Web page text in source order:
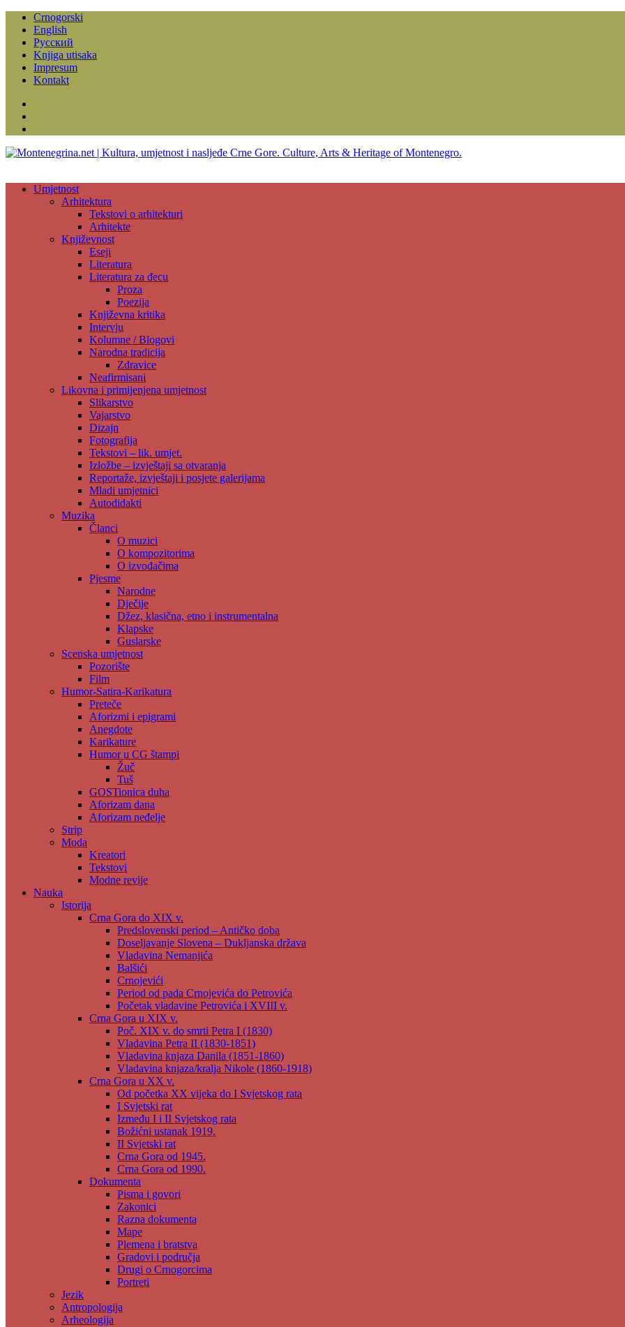
Crnogorski
English
Русский
Knjiga utisaka
Impresum
Kontakt
Umjetnost
Arhitektura
Tekstovi o arhitekturi
Arhitekte
Književnost
Eseji
Literatura
Literatura za đecu
Proza
Poezija
Književna kritika
Intervju
Kolumne / Blogovi
Narodna tradicija
Zdravice
Neafirmisani
Likovna i primijenjena umjetnost
Slikarstvo
Vajarstvo
Dizajn
Fotografija
Tekstovi – lik. umjet.
Izložbe – izvještaji sa otvaranja
Reportaže, izvještaji i posjete galerijama
Mladi umjetnici
Autodidakti
Muzika
Članci
O muzici
O kompozitorima
O izvođačima
Pjesme
Narodne
Dječije
Džez, klasična, etno i instrumentalna
Klapske
Guslarske
Scenska umjetnost
Pozorište
Film
Humor-Satira-Karikatura
Preteče
Aforizmi i epigrami
Anegdote
Karikature
Humor u CG štampi
Žuč
Tuš
GOSTionica duha
Aforizam dana
Aforizam neđelje
Strip
Moda
Kreatori
Tekstovi
Modne revije
Nauka
Istorija
Crna Gora do XIX v.
Predslovenski period – Antičko doba
Doseljavanje Slovena – Dukljanska država
Vladavina Nemanjića
Balšići
Crnojevići
Period od pada Crnojevića do Petrovića
Početak vladavine Petrovića i XVIII v.
Crna Gora u XIX v.
Poč. XIX v. do smrti Petra I (1830)
Vladavina Petra II (1830-1851)
Vladavina knjaza Danila (1851-1860)
Vladavina knjaza/kralja Nikole (1860-1918)
Crna Gora u XX v.
Od početka XX vijeka do I Svjetskog rata
I Svjetski rat
Između I i II Svjetskog rata
Božićni ustanak 1919.
II Svjetski rat
Crna Gora od 1945.
Crna Gora od 1990.
Dokumenta
Pisma i govori
Zakonici
Razna dokumenta
Mape
Plemena i bratstva
Gradovi i područja
Drugi o Crnogorcima
Portreti
Jezik
Antropologija
Arheologija